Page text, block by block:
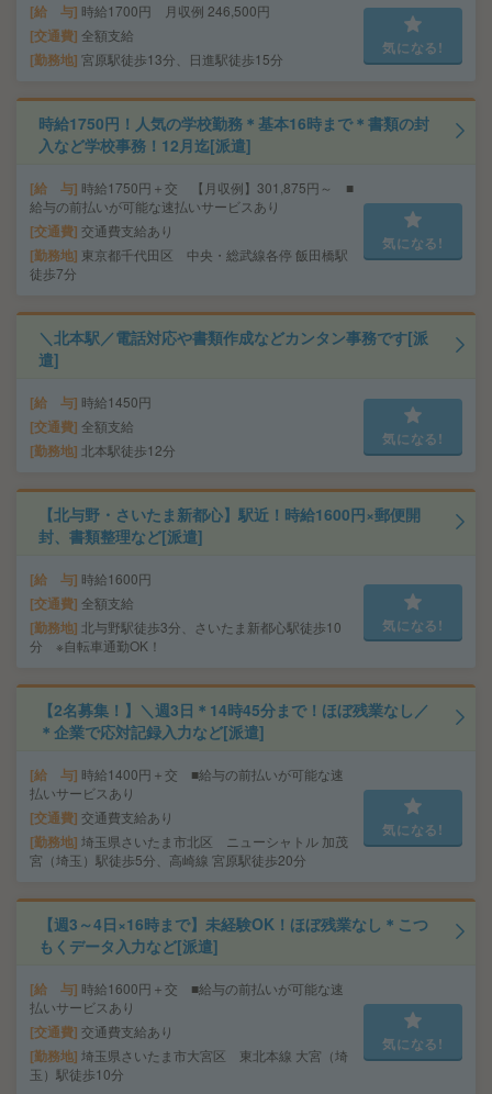
給 与 時給1700円 月収例 246,500円
交通費 全額支給
勤務地 宮原駅徒歩13分、日進駅徒歩15分
気になる!
時給1750円！人気の学校勤務＊基本16時まで＊書類の封
入など学校事務！12月迄[派遣]
給 与 時給1750円＋交 【月収例】301,875円～ ■
給与の前払いが可能な速払いサービスあり
交通費 交通費支給あり
勤務地 東京都千代田区 中央・総武線各停 飯田橋駅
徒歩7分
気になる!
＼北本駅／電話対応や書類作成などカンタン事務です[派
遣]
給 与 時給1450円
交通費 全額支給
勤務地 北本駅徒歩12分
気になる!
【北与野・さいたま新都心】駅近！時給1600円×郵便開
封、書類整理など[派遣]
給 与 時給1600円
交通費 全額支給
勤務地 北与野駅徒歩3分、さいたま新都心駅徒歩10
分 ※自転車通勤OK！
気になる!
【2名募集！】＼週3日＊14時45分まで！ほぼ残業なし／
＊企業で応対記録入力など[派遣]
給 与 時給1400円＋交 ■給与の前払いが可能な速
払いサービスあり
交通費 交通費支給あり
勤務地 埼玉県さいたま市北区 ニューシャトル 加茂
宮（埼玉）駅徒歩5分、高崎線 宮原駅徒歩20分
気になる!
【週3～4日×16時まで】未経験OK！ほぼ残業なし＊こつ
もくデータ入力など[派遣]
給 与 時給1600円＋交 ■給与の前払いが可能な速
払いサービスあり
交通費 交通費支給あり
勤務地 埼玉県さいたま市大宮区 東北本線 大宮（埼
玉）駅徒歩10分
気になる!